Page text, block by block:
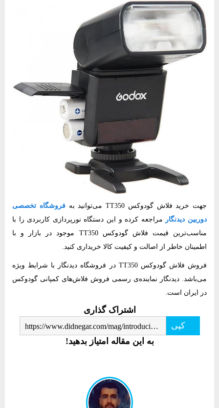
جهت خرید فلاش گودوکس‌ TT350‌‌ می‌توانید به
فروشگاه تخصصی
دوربین دیدنگار
مراجعه کرده و این دستگاه نورپردازی کاربردی را با
مناسب‌ترین قیمت فلاش گودوکس‌ TT350‌‌ موجود در بازار و با
اطمینان خاطر از اصالت و کیفیت کالا خریداری کنید.
فروش فلاش گودوکس‌ TT350‌‌ در فروشگاه دیدنگار با شرایط ویژه
می‌باشد. دیدنگار نماینده‌ی رسمی فروش فلاش‌های کمپانی گودوکس‌
در ایران است.
اشتراک گذاری
کپی
https://www.didnegar.com/mag/introducing-the-godox-tt350-flash/
به این مقاله امتیاز بدهید!